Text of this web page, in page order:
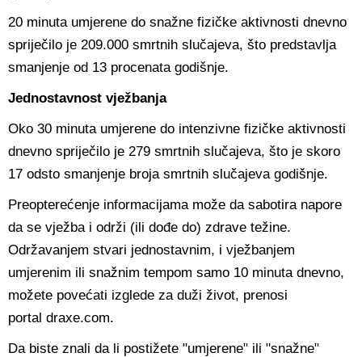
20 minuta umjerene do snažne fizičke aktivnosti dnevno
spriječilo je 209.000 smrtnih slučajeva, što predstavlja
smanjenje od 13 procenata godišnje.
Jednostavnost vježbanja
Oko 30 minuta umjerene do intenzivne fizičke aktivnosti
dnevno spriječilo je 279 smrtnih slučajeva, što je skoro
17 odsto smanjenje broja smrtnih slučajeva godišnje.
Preopterećenje informacijama može da sabotira napore
da se vježba i održi (ili dođe do) zdrave težine.
Održavanjem stvari jednostavnim, i vježbanjem
umjerenim ili snažnim tempom samo 10 minuta dnevno,
možete povećati izglede za duži život, prenosi
portal draxe.com.
Da biste znali da li postižete "umjerene" ili "snažne"